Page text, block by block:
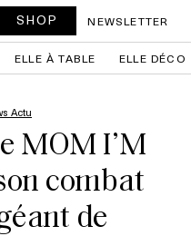
SHOP NEWSLETTER
ELLE À TABLE ELLE DÉCO
Actu
MOM I’M
combat
de